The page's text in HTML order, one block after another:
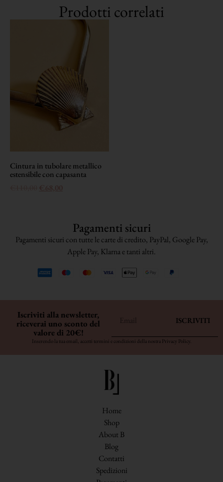
Prodotti correlati
Cintura in tubolare metallico
estensibile con capasanta
Pagamenti sicuri
Pagamenti sicuri con tutte le carte di credito, PayPal, Google Pay,
Apple Pay, Klarna e tanti altri.
Iscriviti alla newsletter,
riceverai uno sconto del
valore di 20€!
ISCRIVITI
Inserendo la tua email, accetti termini e condizioni della nostra Privacy Policy
Home
Shop
About B
Blog
Contatti
Spedizioni